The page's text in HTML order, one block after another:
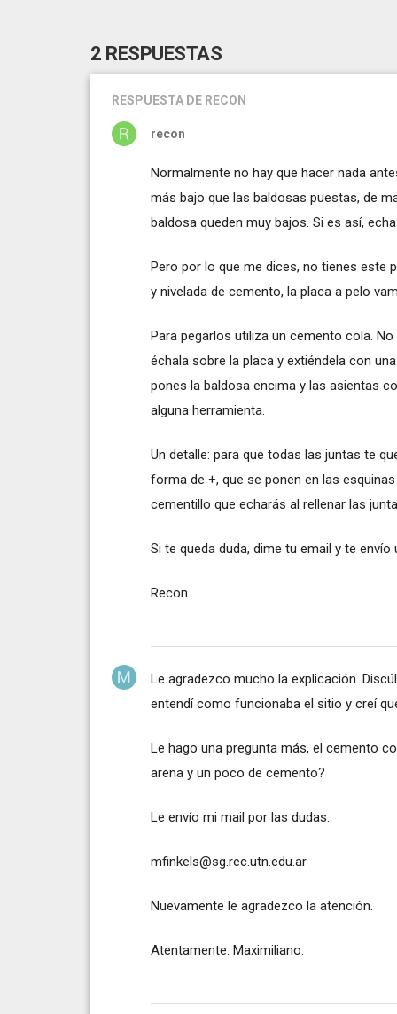
2 RESPUESTAS
RESPUESTA DE RECON
recon
Normalmente no hay que hacer nada
más bajo que las baldosas puestas, de
baldosa queden muy bajos. Si es así,
Pero por lo que me dices, no tienes este
y nivelada de cemento, la placa a pelo
Para pegarlos utiliza un cemento cola.
échala sobre la placa y extiéndela con
pones la baldosa encima y las asientas
alguna herramienta.
Un detalle: para que todas las juntas te
forma de +, que se ponen en las
cementillo que echarás al rellenar las
Si te queda duda, dime tu email y te
Recon
Le agradezco mucho la explicación.
entendí como funcionaba el sitio y creí
Le hago una pregunta más, el cemento
arena y un poco de cemento?
Le envío mi mail por las dudas:
mfinkels@sg.rec.utn.edu.ar
Nuevamente le agradezco la atención.
Atentamente. Maximiliano.